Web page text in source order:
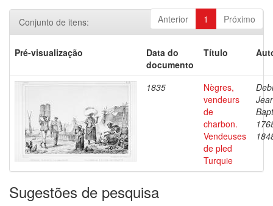
Anterior 1 Próximo
Conjunto de itens:
Pré-visualização
Data do
documento
Título
1835
Nègres,
vendeurs
de
charbon.
Vendeuses
de pled
Turquie
Sugestões de pesquisa